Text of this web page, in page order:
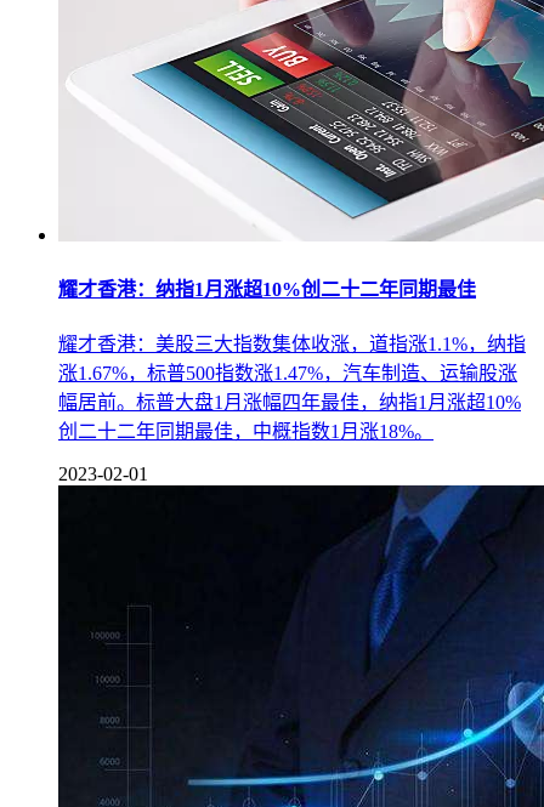
耀才香港：纳指1月涨超10%创二十二年同期最佳
耀才香港：美股三大指数集体收涨，道指涨1.1%，纳指
涨1.67%，标普500指数涨1.47%，汽车制造、运输股涨
幅居前。标普大盘1月涨幅四年最佳，纳指1月涨超10%
创二十二年同期最佳，中概指数1月涨18%。
2023-02-01